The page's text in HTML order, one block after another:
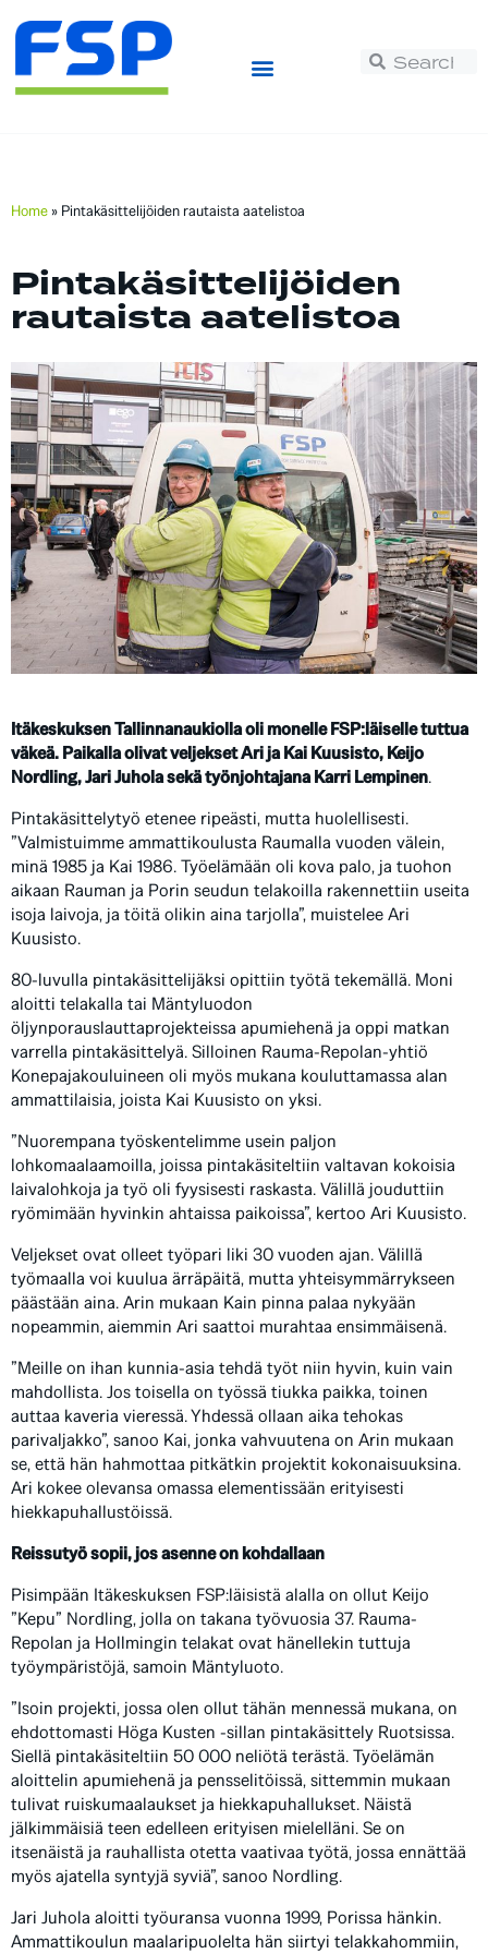
Home » Pintakäsittelijöiden rautaista aatelistoa
Pintakäsittelijöiden
rautaista aatelistoa
Itäkeskuksen Tallinnanaukiolla oli monelle FSP:läiselle tuttua
väkeä. Paikalla olivat veljekset Ari ja Kai Kuusisto, Keijo
Nordling, Jari Juhola sekä työnjohtajana Karri Lempinen.
Pintakäsittelytyö etenee ripeästi, mutta huolellisesti.
”Valmistuimme ammattikoulusta Raumalla vuoden välein,
minä 1985 ja Kai 1986. Työelämään oli kova palo, ja tuohon
aikaan Rauman ja Porin seudun telakoilla rakennettiin useita
isoja laivoja, ja töitä olikin aina tarjolla”, muistelee Ari
Kuusisto.
80-luvulla pintakäsittelijäksi opittiin työtä tekemällä. Moni
aloitti telakalla tai Mäntyluodon
öljynporauslauttaprojekteissa apumiehenä ja oppi matkan
varrella pintakäsittelyä. Silloinen Rauma-Repolan-yhtiö
Konepajakouluineen oli myös mukana kouluttamassa alan
ammattilaisia, joista Kai Kuusisto on yksi.
”Nuorempana työskentelimme usein paljon
lohkomaalaamoilla, joissa pintakäsiteltiin valtavan kokoisia
laivalohkoja ja työ oli fyysisesti raskasta. Välillä jouduttiin
ryömimään hyvinkin ahtaissa paikoissa”, kertoo Ari Kuusisto.
Veljekset ovat olleet työpari liki 30 vuoden ajan. Välillä
työmaalla voi kuulua ärräpäitä, mutta yhteisymmärrykseen
päästään aina. Arin mukaan Kain pinna palaa nykyään
nopeammin, aiemmin Ari saattoi murahtaa ensimmäisenä.
”Meille on ihan kunnia-asia tehdä työt niin hyvin, kuin vain
mahdollista. Jos toisella on työssä tiukka paikka, toinen
auttaa kaveria vieressä. Yhdessä ollaan aika tehokas
parivaljakko”, sanoo Kai, jonka vahvuutena on Arin mukaan
se, että hän hahmottaa pitkätkin projektit kokonaisuuksina.
Ari kokee olevansa omassa elementissään erityisesti
hiekkapuhallustöissä.
Reissutyö sopii, jos asenne on kohdallaan
Pisimpään Itäkeskuksen FSP:läisistä alalla on ollut Keijo
”Kepu” Nordling, jolla on takana työvuosia 37. Rauma-
Repolan ja Hollmingin telakat ovat hänellekin tuttuja
työympäristöjä, samoin Mäntyluoto.
”Isoin projekti, jossa olen ollut tähän mennessä mukana, on
ehdottomasti Höga Kusten -sillan pintakäsittely Ruotsissa.
Siellä pintakäsiteltiin 50 000 neliötä terästä. Työelämän
aloittelin apumiehenä ja pensselitöissä, sittemmin mukaan
tulivat ruiskumaalaukset ja hiekkapuhallukset. Näistä
jälkimmäisiä teen edelleen erityisen mielelläni. Se on
itsenäistä ja rauhallista otetta vaativaa työtä, jossa ennättää
myös ajatella syntyjä syviä”, sanoo Nordling.
Jari Juhola aloitti työuransa vuonna 1999, Porissa hänkin.
Ammattikoulun maalaripuolelta hän siirtyi telakkahommiin,